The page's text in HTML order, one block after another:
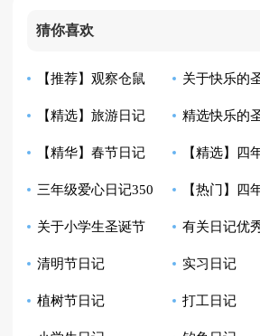
猜你喜欢
【推荐】观察仓鼠
日记作文4篇
关于快乐的
日记汇编八篇
【精选】旅游日记
锦集9篇
精选快乐的
日记4篇
【精华】春节日记
汇总6篇
【精选】四
察日记模板汇
三年级爱心日记350
字
【热门】四
记模板汇总5篇
关于小学生圣诞节
日记汇编五篇
有关日记优
300字合集10篇
清明节日记 实习日记
植树节日记 打工日记